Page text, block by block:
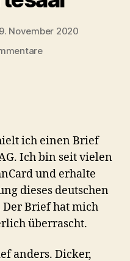
9. November 2020
zu
ich einen Brief
Ich bin seit vielen
und erhalte
dieses deutschen
Brief hat mich
überrascht.
anders. Dicker,